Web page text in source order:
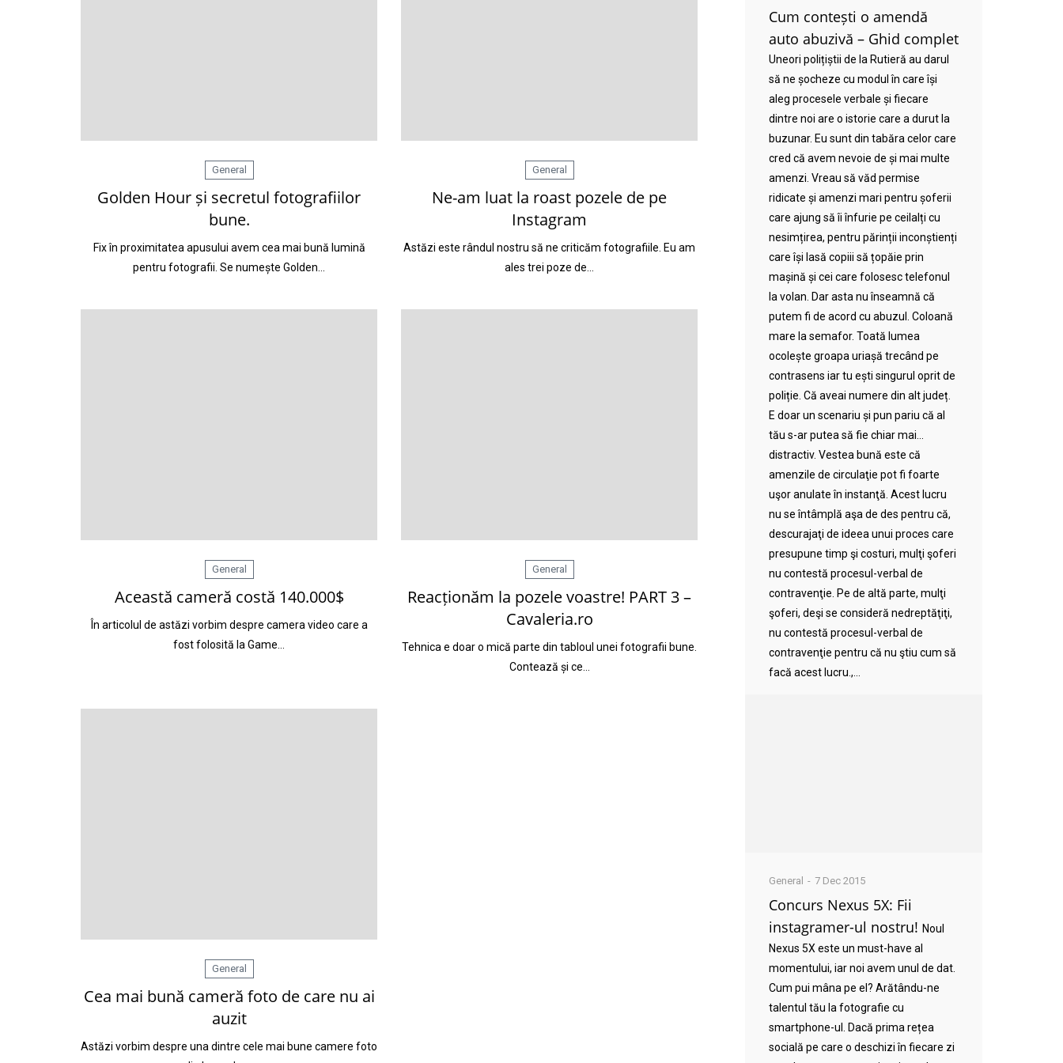
General
Golden Hour și secretul fotografiilor
bune.
Fix în proximitatea apusului avem cea mai bună lumină
pentru fotografii. Se numește Golden…
General
Ne-am luat la roast pozele de pe
Instagram
Astăzi este rândul nostru să ne criticăm fotografiile. Eu am
ales trei poze de…
General
Această cameră costă 140.000$
În articolul de astăzi vorbim despre camera video care a
fost folosită la Game…
General
Reacționăm la pozele voastre! PART 3 –
Cavaleria.ro
Tehnica e doar o mică parte din tabloul unei fotografii bune.
Contează și ce…
General
Cea mai bună cameră foto de care nu ai
auzit
Astăzi vorbim despre una dintre cele mai bune camere foto
Cum contești o amendă
auto abuzivă – Ghid complet
Uneori polițiștii de la Rutieră au darul
să ne șocheze cu modul în care își
aleg procesele verbale și fiecare
dintre noi are o istorie care a durut la
buzunar. Eu sunt din tabăra celor care
cred că avem nevoie de și mai multe
amenzi. Vreau să văd permise
ridicate și amenzi mari pentru șoferii
care ajung să îi înfurie pe ceilalți cu
nesimțirea, pentru părinții inconștienți
care își lasă copiii să țopăie prin
mașină și cei care folosesc telefonul
la volan. Dar asta nu înseamnă că
putem fi de acord cu abuzul. Coloană
mare la semafor. Toată lumea
ocolește groapa uriașă trecând pe
contrasens iar tu ești singurul oprit de
poliție. Că aveai numere din alt județ.
E doar un scenariu și pun pariu că al
tău s-ar putea să fie chiar mai…
distractiv. Vestea bună este că
amenzile de circulaţie pot fi foarte
uşor anulate în instanţă. Acest lucru
nu se întâmplă aşa de des pentru că,
descurajaţi de ideea unui proces care
presupune timp şi costuri, mulţi şoferi
nu contestă procesul-verbal de
contravenţie. Pe de altă parte, mulţi
şoferi, deşi se consideră nedreptăţiţi,
nu contestă procesul-verbal de
contravenţie pentru că nu ştiu cum să
facă acest lucru.,...
General 7 Dec 2015
Concurs Nexus 5X: Fii
instagramer-ul nostru! Noul
Nexus 5X este un must-have al
momentului, iar noi avem unul de dat.
Cum pui mâna pe el? Arătându-ne
talentul tău la fotografie cu
smartphone-ul. Dacă prima rețea
socială pe care o deschizi în fiecare zi